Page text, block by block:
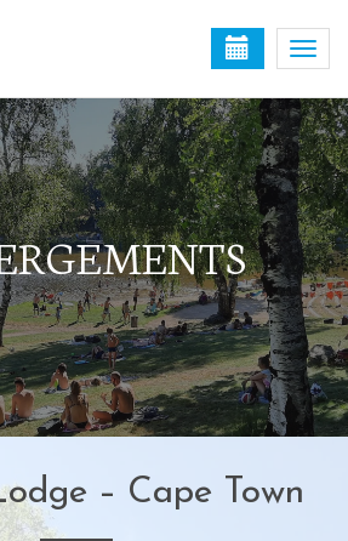
– Cape Town